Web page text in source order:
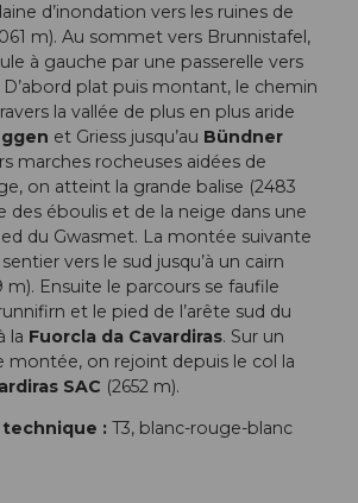
d’inondation vers les ruines de
m). Au sommet vers Brunnistafel,
à gauche par une passerelle vers
D’abord plat puis montant, le chemin
la vallée de plus en plus aride
et Griess jusqu’au Bündner
marches rocheuses aidées de
on atteint la grande balise (2483
des éboulis et de la neige dans une
du Gwasmet. La montée suivante
vers le sud jusqu’à un cairn
m). Ensuite le parcours se faufile
et le pied de l’arête sud du
la Fuorcla da Cavardiras. Sur un
montée, on rejoint depuis le col la
SAC (2652 m).
: T3, blanc-rouge-blanc